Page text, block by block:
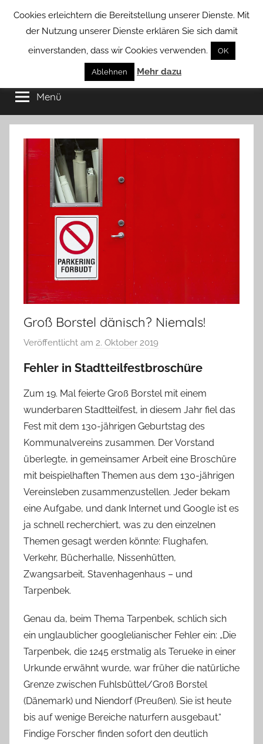
Borstel
von
Groß
Borstel
Menü
Groß Borstel dänisch? Niemals!
Veröffentlicht am 2. Oktober 2019
n
T
a
B
i
e
n
a
s
c
h
Fehler in Stadtteilfestbroschüre
Zum 19. Mal feierte Groß Borstel mit einem
wunderbaren Stadtteilfest, in diesem Jahr fiel das
Fest mit dem 130-jährigen Geburtstag des
Kommunalvereins zusammen. Der Vorstand
überlegte, in gemeinsamer Arbeit eine Broschüre
mit beispielhaften Themen aus dem 130-jährigen
Vereinsleben zusammenzustellen. Jeder bekam
eine Aufgabe, und dank Internet und Google ist es
ja schnell recherchiert, was zu den einzelnen
Themen gesagt werden könnte: Flughafen,
Verkehr, Bücherhalle, Nissenhütten,
Zwangsarbeit, Stavenhagenhaus – und
Tarpenbek.
Genau da, beim Thema Tarpenbek, schlich sich
ein unglaublicher googlelianischer Fehler ein: „Die
Tarpenbek, die 1245 erstmalig als Terueke in einer
Urkunde erwähnt wurde, war früher die natürliche
Grenze zwischen Fuhlsbüttel/Groß Borstel
(Dänemark) und Niendorf (Preußen). Sie ist heute
bis auf wenige Bereiche naturfern ausgebaut.“
Findige Forscher finden sofort den deutlich
Cookies erleichtern die Bereitstellung unserer Dienste. Mit
der Nutzung unserer Dienste erklären Sie sich damit
einverstanden, dass wir Cookies verwenden.
OK
Ablehnen Mehr dazu